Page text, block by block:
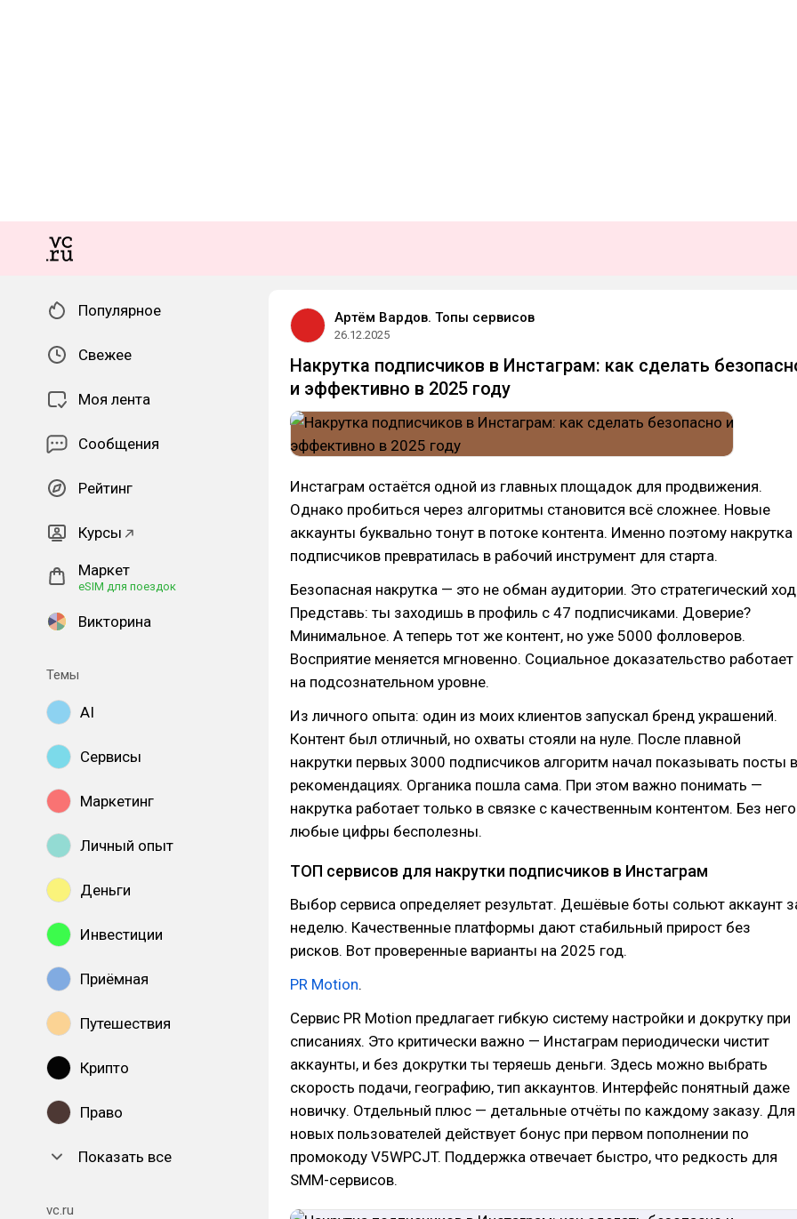
Популярное
Свежее
Моя лента
Сообщения
Рейтинг
Курсы
Маркет
eSIM для поездок
Викторина
Темы
AI
Сервисы
Маркетинг
Личный опыт
Деньги
Инвестиции
Приёмная
Путешествия
Крипто
Право
Показать все
vc.ru
Артём Вардов. Топы сервисов
26.12.2025
Накрутка подписчиков в Инстаграм: как сделать
и эффективно в 2025 году
Инстаграм остаётся одной из главных площадок для продвижения.
Однако пробиться через алгоритмы становится всё сложнее. Новые
аккаунты буквально тонут в потоке контента. Именно поэтому накрутка
подписчиков превратилась в рабочий инструмент для старта.
Безопасная накрутка — это не обман аудитории. Это стратегический
Представь: ты заходишь в профиль с 47 подписчиками. Доверие?
Минимальное. А теперь тот же контент, но уже 5000 фолловеров.
Восприятие меняется мгновенно. Социальное доказательство работает
на подсознательном уровне.
Из личного опыта: один из моих клиентов запускал бренд украшений.
Контент был отличный, но охваты стояли на нуле. После плавной
накрутки первых 3000 подписчиков алгоритм начал показывать посты в
рекомендациях. Органика пошла сама. При этом важно понимать —
накрутка работает только в связке с качественным контентом. Без него
любые цифры бесполезны.
ТОП сервисов для накрутки подписчиков в Инстаграм
Выбор сервиса определяет результат. Дешёвые боты сольют аккаунт
неделю. Качественные платформы дают стабильный прирост без
рисков. Вот проверенные варианты на 2025 год.
PR Motion.
Сервис PR Motion предлагает гибкую систему настройки и докрутку при
списаниях. Это критически важно — Инстаграм периодически чистит
аккаунты, и без докрутки ты теряешь деньги. Здесь можно выбрать
скорость подачи, географию, тип аккаунтов. Интерфейс понятный даже
новичку. Отдельный плюс — детальные отчёты по каждому заказу. Для
новых пользователей действует бонус при первом пополнении по
промокоду V5WPCJT. Поддержка отвечает быстро, что редкость для
SMM-сервисов.